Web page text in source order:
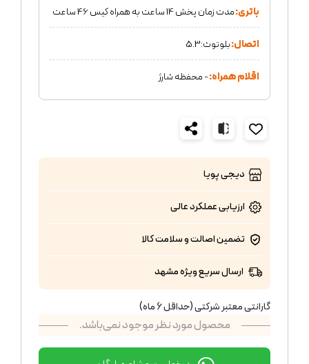
باتری:مدت زمان پخش 14 ساعت به همراه کیس 46 ساعت
اتصال:بلوتوث:5.3
اقلام همراه:- محفظه شارژ
دیجی پویا
ارزیابی عملکردعالی
تضمین اصالت و سلامت کالا
ارسال سریع ویژه مشهد
گارانتی معتبر شرکتی (حداقل 6 ماه)
محصول مورد نظر موجود نمی‌باشد.